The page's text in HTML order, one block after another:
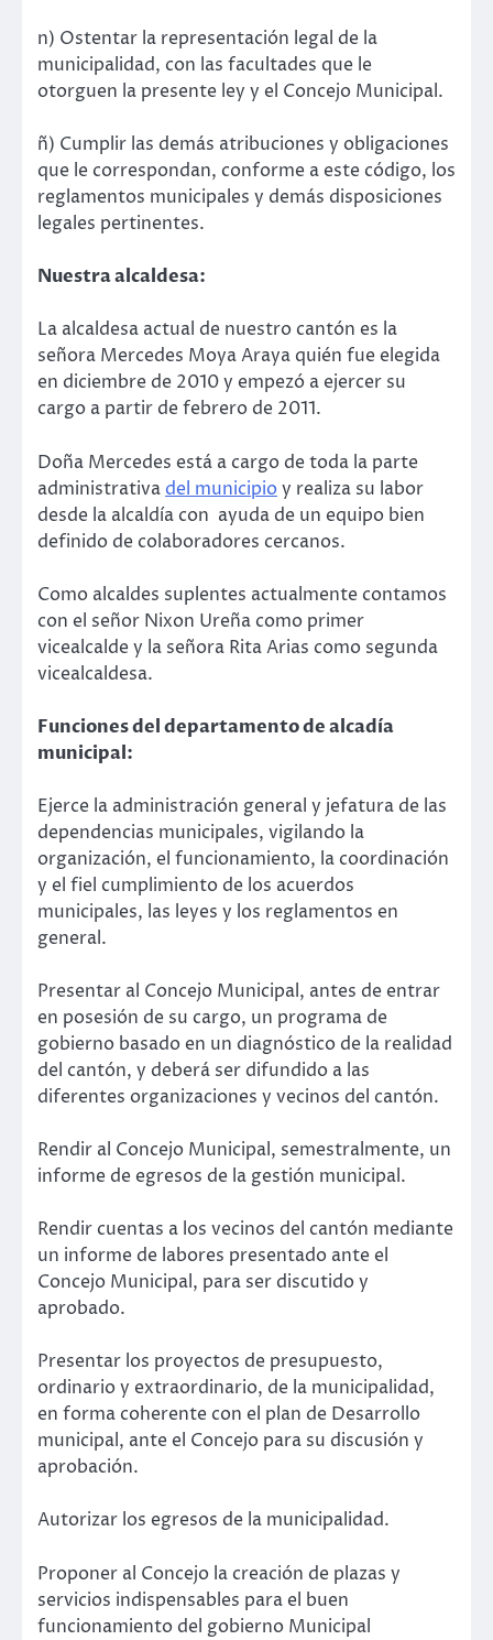
n) Ostentar la representación legal de la
municipalidad, con las facultades que le
otorguen la presente ley y el Concejo Municipal.
ñ) Cumplir las demás atribuciones y obligaciones
que le correspondan, conforme a este código, los
reglamentos municipales y demás disposiciones
legales pertinentes.
Nuestra alcaldesa:
La alcaldesa actual de nuestro cantón es la
señora Mercedes Moya Araya quién fue elegida
en diciembre de 2010 y empezó a ejercer su
cargo a partir de febrero de 2011.
Doña Mercedes está a cargo de toda la parte
administrativa del municipioy realiza su labor
desde la alcaldía con ayuda de un equipo bien
definido de colaboradores cercanos.
Como alcaldes suplentes actualmente contamos
con el señor Nixon Ureña como primer
vicealcalde y la señora Rita Arias como segunda
vicealcaldesa.
Funciones del departamento de alcadía
municipal:
Ejerce la administración general y jefatura de las
dependencias municipales, vigilando la
organización, el funcionamiento, la coordinación
y el fiel cumplimiento de los acuerdos
municipales, las leyes y los reglamentos en
general.
Presentar al Concejo Municipal, antes de entrar
en posesión de su cargo, un programa de
gobierno basado en un diagnóstico de la realidad
del cantón, y deberá ser difundido a las
diferentes organizaciones y vecinos del cantón.
Rendir al Concejo Municipal, semestralmente, un
informe de egresos de la gestión municipal.
Rendir cuentas a los vecinos del cantón mediante
un informe de labores presentado ante el
Concejo Municipal, para ser discutido y
aprobado.
Presentar los proyectos de presupuesto,
ordinario y extraordinario, de la municipalidad,
en forma coherente con el plan de Desarrollo
municipal, ante el Concejo para su discusión y
aprobación.
Autorizar los egresos de la municipalidad.
Proponer al Concejo la creación de plazas y
servicios indispensables para el buen
funcionamiento del gobierno Municipal